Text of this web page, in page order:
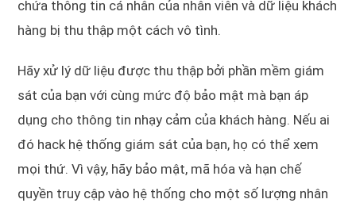
chứa thông tin cá nhân của nhân viên và dữ liệu khách
hàng bị thu thập một cách vô tình.
Hãy xử lý dữ liệu được thu thập bởi phần mềm giám
sát của bạn với cùng mức độ bảo mật mà bạn áp
dụng cho thông tin nhạy cảm của khách hàng. Nếu ai
đó hack hệ thống giám sát của bạn, họ có thể xem
mọi thứ. Vì vậy, hãy bảo mật, mã hóa và hạn chế
quyền truy cập vào hệ thống cho một số lượng nhân